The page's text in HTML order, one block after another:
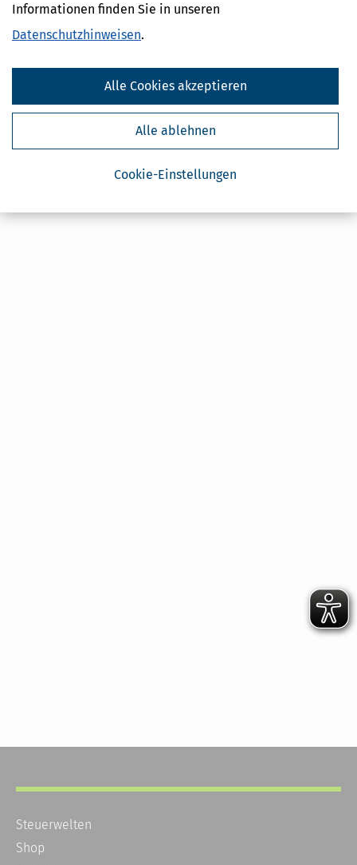
Informationen finden Sie in unseren
Datenschutzhinweisen.
Cookie-Einstellungen
Alle ablehnen
Alle Cookies akzeptieren
Steuerwelten
Shop